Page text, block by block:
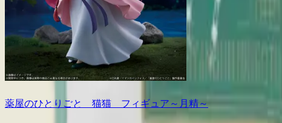
薬屋のひとりごと 猫猫 フィギュア～月精～